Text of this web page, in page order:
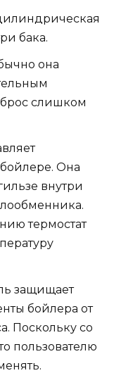
бака.
она
слишком
Она
внутри
термостат
защищает
бойлера от
Поскольку со
пользователю